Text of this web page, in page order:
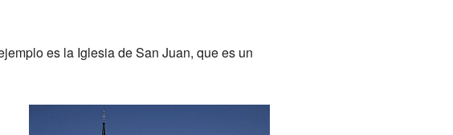
es la Iglesia de San Juan, que es un